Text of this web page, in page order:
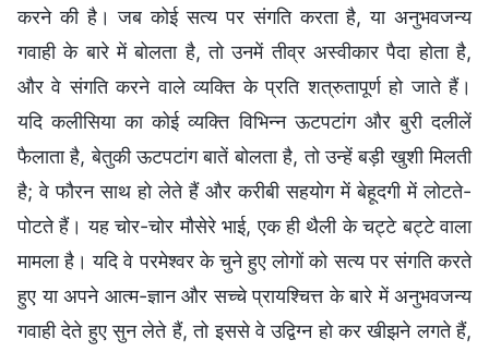
करने की है। जब कोई सत्य पर संगति करता है, या अनुभवजन्य
गवाही के बारे में बोलता है, तो उनमें तीव्र अस्वीकार पैदा होता है,
और वे संगति करने वाले व्यक्ति के प्रति शत्रुतापूर्ण हो जाते हैं।
यदि कलीसिया का कोई व्यक्ति विभिन्न ऊटपटांग और बुरी दलीलें
फैलाता है, बेतुकी ऊटपटांग बातें बोलता है, तो उन्हें बड़ी खुशी मिलती
है; वे फौरन साथ हो लेते हैं और करीबी सहयोग में बेहूदगी में लोटते-
पोटते हैं। यह चोर-चोर मौसेरे भाई, एक ही थैली के चट्टे बट्टे वाला
मामला है। यदि वे परमेश्वर के चुने हुए लोगों को सत्य पर संगति करते
हुए या अपने आत्म-ज्ञान और सच्चे प्रायश्चित्त के बारे में अनुभवजन्य
गवाही देते हुए सुन लेते हैं, तो इससे वे उद्विग्न हो कर खीझने लगते हैं,